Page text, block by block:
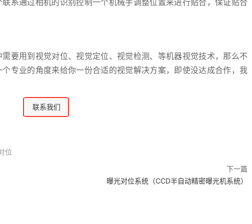
系通过相机的识别控制一个机械手调整位置来进行贴合，保证贴合
要用到视觉对位、视觉定位、视觉检测、等机器视觉技术，那么不
专业的角度来给你一份合适的视觉解决方案，即使没达成合作，我
联系我们
位
下一篇
曝光对位系统（CCD半自动精密曝光机系统）